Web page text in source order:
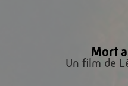
Mort
Un film de